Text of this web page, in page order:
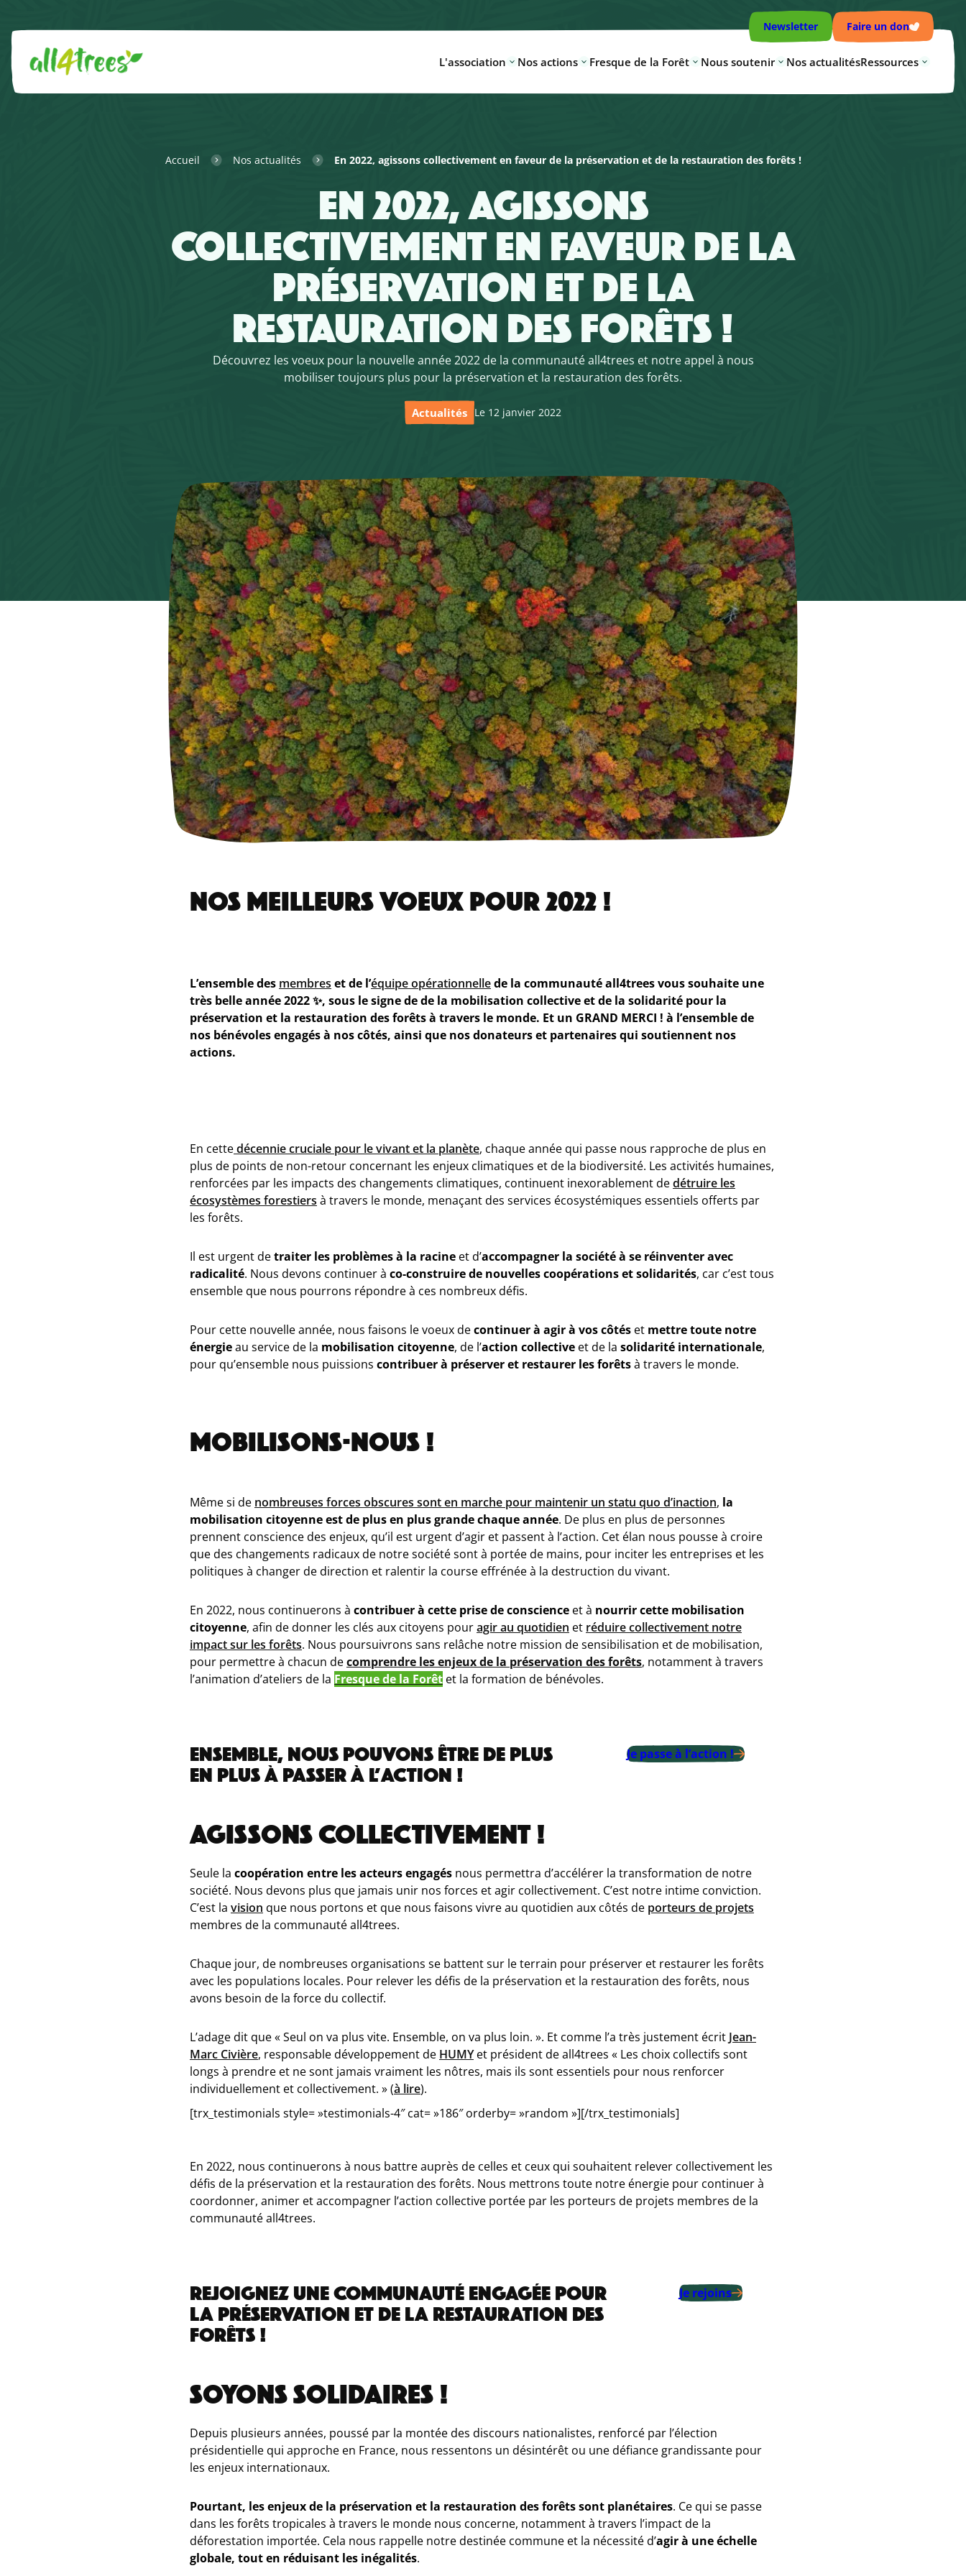
L'association Nos actions Fresque de la Forêt Nous soutenir Nos actualitésRessources
Newsletter Faire un don
Accueil Nos actualités En 2022, agissons collectivement en faveur de la préservation et de la restauration des forêts !
EN 2022, AGISSONS
COLLECTIVEMENT EN FAVEUR DE LA
PRÉSERVATION ET DE LA
RESTAURATION DES FORÊTS !
Découvrez les voeux pour la nouvelle année 2022 de la communauté all4trees et notre appel à nous
mobiliser toujours plus pour la préservation et la restauration des forêts.
Actualités Le 12 janvier 2022
NOS MEILLEURS VOEUX POUR 2022 !
L’ensemble des membres et de l’équipe opérationnellede la communauté all4trees vous souhaite une
très belle année 2022 ✨, sous le signe de de la mobilisation collective et de la solidarité pour la
préservation et la restauration des forêts à travers le monde. Et un GRAND MERCI ! à l’ensemble de
nos bénévoles engagés à nos côtés, ainsi que nos donateurs et partenaires qui soutiennent nos
actions.
En cettedécennie cruciale pour le vivant et la planète, chaque année qui passe nous rapproche de plus en
plus de points de non-retour concernant les enjeux climatiques et de la biodiversité. Les activités humaines,
renforcées par les impacts des changements climatiques, continuent inexorablement dedétruire les
écosystèmes forestiers à travers le monde, menaçant des services écosystémiques essentiels offerts par
les forêts.
Il est urgent detraiter les problèmes à la racine et d’accompagner la société à se réinventer avec
radicalité. Nous devons continuer à co-construire de nouvelles coopérations et solidarités, car c’est tous
ensemble que nous pourrons répondre à ces nombreux défis.
Pour cette nouvelle année, nous faisons le voeux decontinuer à agir à vos côtés et mettre toute notre
énergieau service de la mobilisation citoyenne, de l’action collective et de la solidarité internationale,
pour qu’ensemble nous puissions contribuer à préserver et restaurer les forêtsà travers le monde.
MOBILISONS-NOUS !
Même si de nombreuses forces obscures sont en marche pour maintenir un statu quo d’inaction, la
mobilisation citoyenne est de plus en plus grande chaque année. De plus en plus de personnes
prennent conscience des enjeux, qu’il est urgent d’agir et passent à l’action. Cet élan nous pousse à croire
que des changements radicaux de notre société sont à portée de mains, pour inciter les entreprises et les
politiques à changer de direction et ralentir la course effrénée à la destruction du vivant.
En 2022, nous continuerons à contribuer à cette prise de conscience et à nourrir cette mobilisation
citoyenne, afin de donner les clés aux citoyens pouragir au quotidien et réduire collectivement notre
impact sur les forêts. Nous poursuivrons sans relâche notre mission de sensibilisation et de mobilisation,
pour permettre à chacun decomprendre les enjeux de la préservation des forêts, notamment à travers
l’animation d’ateliers de la Fresque de la Forêt et la formation de bénévoles.
ENSEMBLE, NOUS POUVONS ÊTRE DE PLUS
EN PLUS À PASSER À L’ACTION !
Je passe à l’action !
AGISSONS COLLECTIVEMENT !
Seule la coopération entre les acteurs engagés nous permettra d’accélérer la transformation de notre
société. Nous devons plus que jamais unir nos forces et agir collectivement. C’est notre intime conviction.
C’est la vision que nous portons et que nous faisons vivre au quotidien aux côtés de porteurs de projets
membres de la communauté all4trees.
Chaque jour, de nombreuses organisations se battent sur le terrain pour préserver et restaurer les forêts
avec les populations locales. Pour relever les défis de la préservation et la restauration des forêts, nous
avons besoin de la force du collectif.
L’adage dit que « Seul on va plus vite. Ensemble, on va plus loin. ». Et comme l’a très justement écrit Jean-
Marc Civière, responsable développement de HUMYet président de all4trees « Les choix collectifs sont
longs à prendre et ne sont jamais vraiment les nôtres, mais ils sont essentiels pour nous renforcer
individuellement et collectivement. » (à lire).
[trx_testimonials style= »testimonials-4″ cat= »186″ orderby= »random »][/trx_testimonials]
En 2022, nous continuerons à nous battre auprès de celles et ceux qui souhaitent relever collectivement les
défis de la préservation et la restauration des forêts. Nous mettrons toute notre énergie pour continuer à
coordonner, animer et accompagner l’action collective portée par les porteurs de projets membres de la
communauté all4trees.
REJOIGNEZ UNE COMMUNAUTÉ ENGAGÉE POUR
LA PRÉSERVATION ET DE LA RESTAURATION DES
FORÊTS !
Je rejoins
SOYONS SOLIDAIRES !
Depuis plusieurs années, poussé par la montée des discours nationalistes, renforcé par l’élection
présidentielle qui approche en France, nous ressentons un désintérêt ou une défiance grandissante pour
les enjeux internationaux.
Pourtant, les enjeux de la préservation et la restauration des forêts sont planétaires. Ce qui se passe
dans les forêts tropicales à travers le monde nous concerne, notamment à travers l’impact de la
déforestation importée. Cela nous rappelle notre destinée commune et la nécessité d’agir à une échelle
globale, tout en réduisant les inégalités.